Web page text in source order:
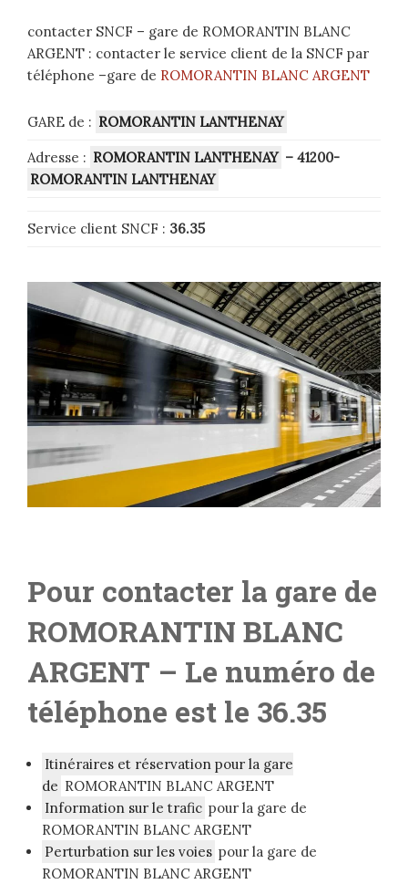
contacter SNCF – gare de ROMORANTIN BLANC
ARGENT : contacter le service client de la SNCF par
téléphone –gare de ROMORANTIN BLANC ARGENT
GARE de : ROMORANTIN LANTHENAY
Adresse : ROMORANTIN LANTHENAY – 41200-
ROMORANTIN LANTHENAY
Service client SNCF : 36.35
Pour contacter la gare de
ROMORANTIN BLANC
ARGENT – Le numéro de
téléphone est le 36.35
Itinéraires et réservation pour la gare
de ROMORANTIN BLANC ARGENT
Information sur le trafic pour la gare de
ROMORANTIN BLANC ARGENT
Perturbation sur les voies pour la gare de
ROMORANTIN BLANC ARGENT